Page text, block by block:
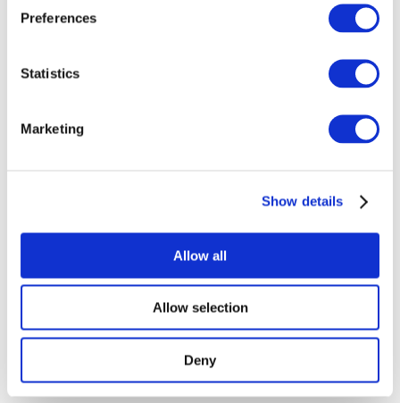
Preferences
Statistics
Marketing
Show details
Allow all
Allow selection
Deny
Заходи
Концерти